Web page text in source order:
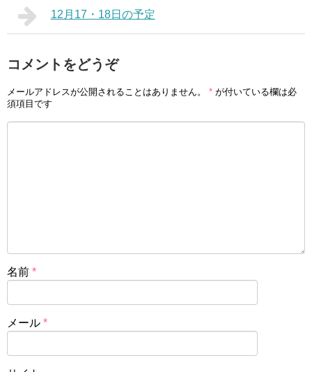
12月17・18日の予定
コメントをどうぞ
メールアドレスが公開されることはありません。 * が付いている欄は必
須項目です
名前 *
メール *